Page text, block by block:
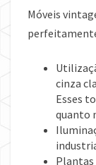
Móveis
cinza
Esses
quanto
Plantas